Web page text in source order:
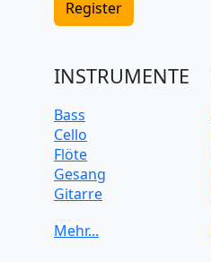
Register
INSTRUMENTE
Bass
Cello
Flöte
Gesang
Gitarre
Klarinette